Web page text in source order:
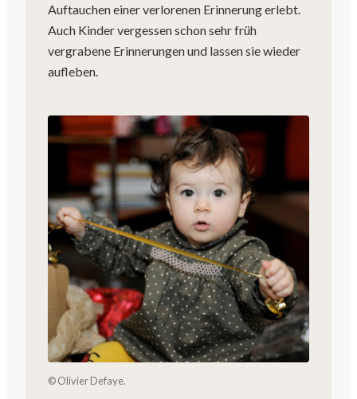
Auftauchen einer verlorenen Erinnerung erlebt.
Auch Kinder vergessen schon sehr früh
vergrabene Erinnerungen und lassen sie wieder
aufleben.
© Olivier Defaye.